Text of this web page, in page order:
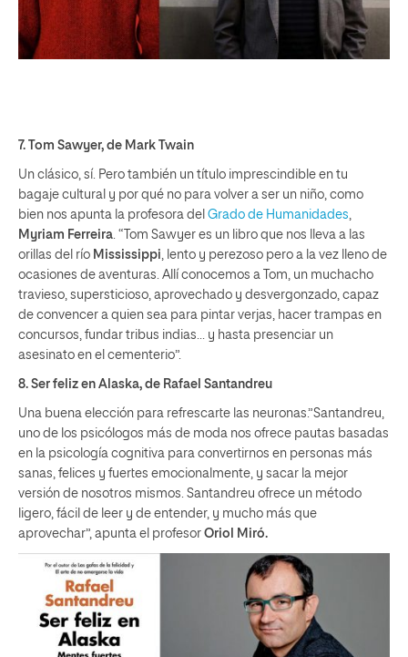
7. Tom Sawyer, de Mark Twain
Un clásico, sí. Pero también un título imprescindible en tu
bagaje cultural y por qué no para volver a ser un niño, como
bien nos apunta la profesora del Grado de Humanidades,
Myriam Ferreira. “Tom Sawyer es un libro que nos lleva a las
orillas del río Mississippi, lento y perezoso pero a la vez lleno de
ocasiones de aventuras. Allí conocemos a Tom, un muchacho
travieso, supersticioso, aprovechado y desvergonzado, capaz
de convencer a quien sea para pintar verjas, hacer trampas en
concursos, fundar tribus indias… y hasta presenciar un
asesinato en el cementerio”.
8. Ser feliz en Alaska, de Rafael Santandreu
Una buena elección para refrescarte las neuronas.”Santandreu,
uno de los psicólogos más de moda nos ofrece pautas basadas
en la psicología cognitiva para convertirnos en personas más
sanas, felices y fuertes emocionalmente, y sacar la mejor
versión de nosotros mismos. Santandreu ofrece un método
ligero, fácil de leer y de entender, y mucho más que
aprovechar”, apunta el profesor Oriol Miró.